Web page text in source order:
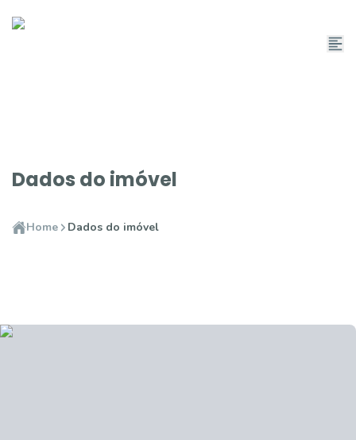
Dados do imóvel
Home Dados do imóvel